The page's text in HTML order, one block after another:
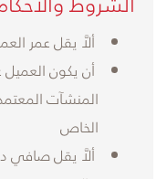
ألاَّ يقل عمر العميل
أن يكون
المنشآت
الخاص